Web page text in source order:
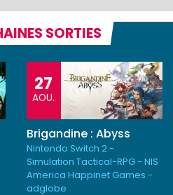
SORTIES
27
AOU.
Brigandine : Abyss
Nintendo Switch 2 -
Simulation Tactical-RPG - NIS
America Happinet Games -
adglobe